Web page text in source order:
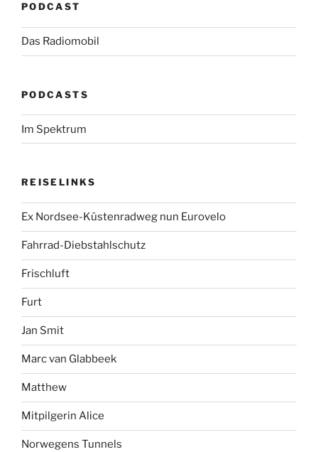
PODCAST
Das Radiomobil
PODCASTS
Im Spektrum
REISELINKS
Ex Nordsee-Küstenradweg nun Eurovelo
Fahrrad-Diebstahlschutz
Frischluft
Furt
Jan Smit
Marc van Glabbeek
Matthew
Mitpilgerin Alice
Norwegens Tunnels